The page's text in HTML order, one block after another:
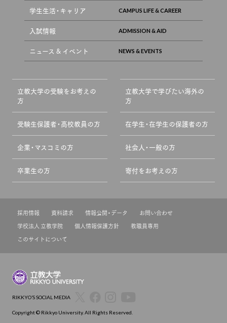
学生生活・キャリア
入試情報
ニュース & イベント
立教大学の受験をお考えの
方
立教大学で学びたい海外の
方
受験生保護者・高校教員の方 在学生・在学生の保護者の方
企業・マスコミの方 社会人・一般の方
卒業生の方 寄付をお考えの方
採用情報 資料請求 情報公開・データ
お問い合わせ
学校法人 立教学院
個人情報保護方針
教職員専用
このサイトについて
Copyright © Rikkyo University. All Rights Reserved.
RIKKYO’S SOCIAL MEDIA